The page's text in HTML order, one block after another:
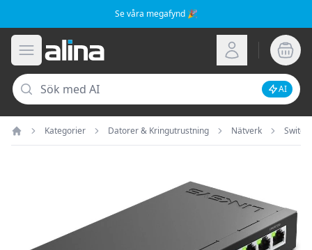
Se våra megafynd 🎉
Öppna meny
Alina.se Logga in
Sök
AI
Hem
Kategorier Datorer & Kringutrustning Nätverk